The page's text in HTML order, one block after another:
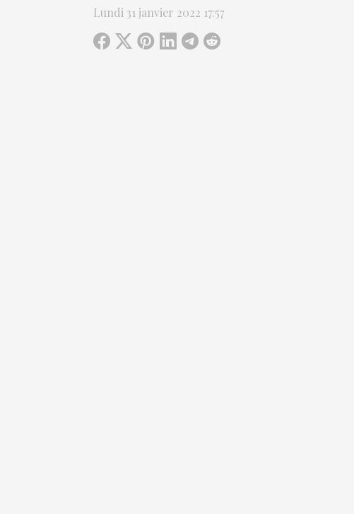
Lundi 31 janvier 2022 17:57